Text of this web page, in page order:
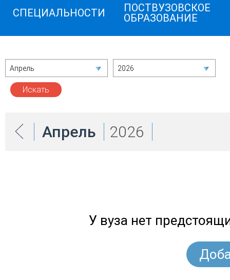
СПЕЦИАЛЬНОСТИ
ПОСТВУЗОВСКОЕ
ОБРАЗОВАНИЕ
Апрель 2026
Апрель 2026
У вуза нет